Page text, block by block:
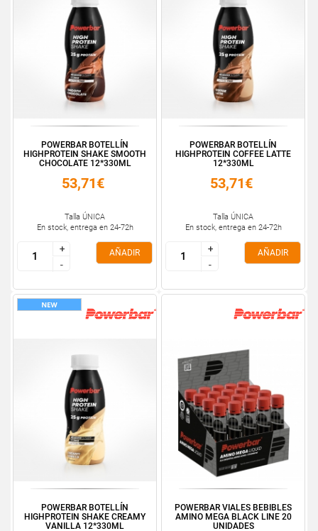
POWERBAR BOTELLÍN
HIGHPROTEIN SHAKE SMOOTH
CHOCOLATE 12*330ML
53,71€
Talla ÚNICA
En stock, entrega en 24-72h
+
-
+
-
AÑADIR
POWERBAR BOTELLÍN
HIGHPROTEIN COFFEE LATTE
12*330ML
53,71€
Talla ÚNICA
En stock, entrega en 24-72h
+
-
+
-
AÑADIR
POWERBAR BOTELLÍN
HIGHPROTEIN SHAKE CREAMY
VANILLA 12*330ML
POWERBAR VIALES BEBIBLES
AMINO MEGA BLACK LINE 20
UNIDADES